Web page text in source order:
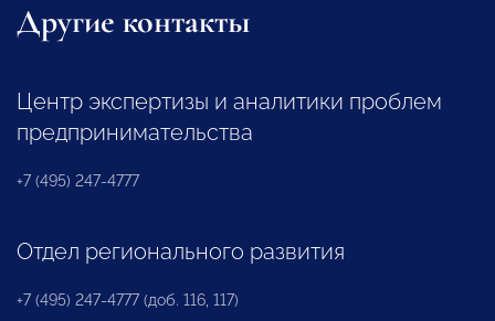
Другие контакты
Центр экспертизы и аналитики проблем
предпринимательства
+7 (495) 247-4777
Отдел регионального развития
+7 (495) 247-4777 (доб. 116, 117)